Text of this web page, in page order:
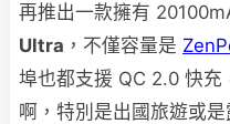
再推出一款擁有
Ultra ，不僅容量是
埠也都支援 QC 2.0 快充
啊，特別是出國旅遊或